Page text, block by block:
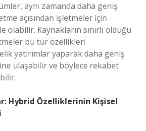
aynı zamanda daha geniş
açısından işletmeler için
olabilir. Kaynakların sınırlı olduğu
bu tür özellikleri
yatırımlar yaparak daha geniş
ulaşabilir ve böylece rekabet
Hybrid Özelliklerinin Kişisel